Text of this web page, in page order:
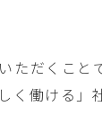
ただくこと
く働ける」